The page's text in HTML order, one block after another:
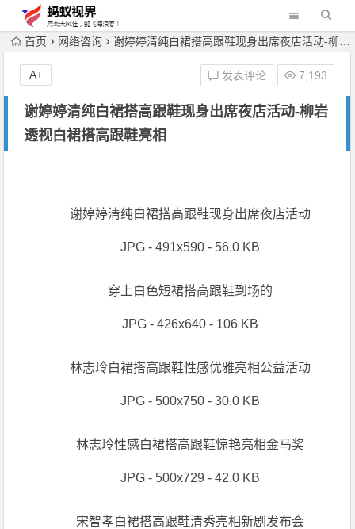
首页 网络咨询 谢婷婷清纯白裙搭高跟鞋现身出席夜店活动-柳岩透视白裙搭高跟鞋亮相
谢婷婷清纯白裙搭高跟鞋现身出席夜店活动-柳岩
透视白裙搭高跟鞋亮相
发表评论 7,193
A+
谢婷婷清纯白裙搭高跟鞋现身出席夜店活动
JPG - 491x590 - 56.0 KB
穿上白色短裙搭高跟鞋到场的
JPG - 426x640 - 106 KB
林志玲白裙搭高跟鞋性感优雅亮相公益活动
JPG - 500x750 - 30.0 KB
林志玲性感白裙搭高跟鞋惊艳亮相金马奖
JPG - 500x729 - 42.0 KB
宋智孝白裙搭高跟鞋清秀亮相新剧发布会